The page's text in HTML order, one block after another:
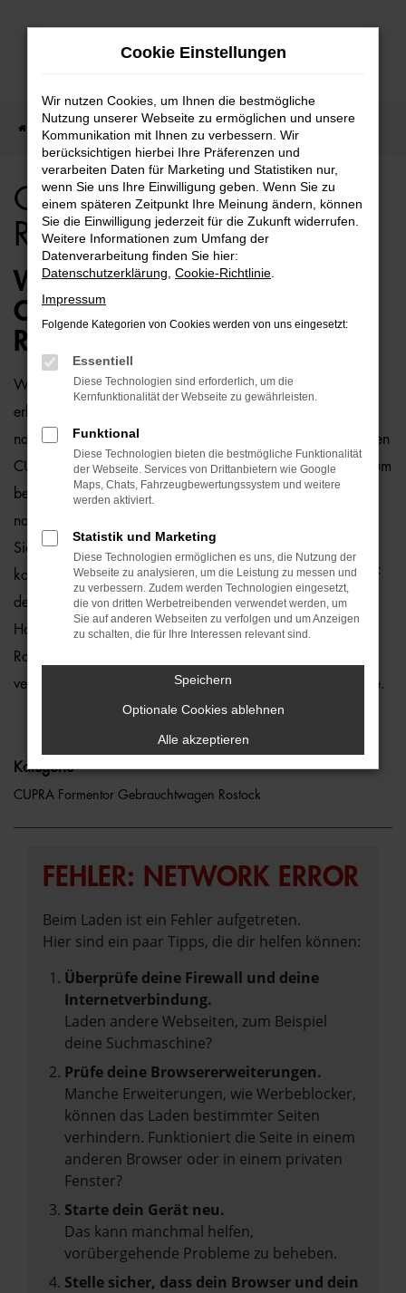
Zum
Startseite Rostock CUPRA CUPRA Formentor für Rostock Top Angebote
CUPRA Formentor für
Rostock Top Angebote
WIE WÄRE ES MIT EINEM
CUPRA FORMENTOR FÜR
ROSTOCK?
Wer zu uns und damit zur Auto-Familie Ostermaier kommt,
erhält viele Vorschläge rund um die Mobilität. Das gilt
natürlich auch für Rostock und Umgebung, wo wir gerne den
CUPRA Formentor empfehlen. Die Rede ist von einem rundum
bewährten und zuverlässigen Fahrzeug, das perfekt zu
nahezu jedem Anspruch in Rostock passt. Gerne lassen wir
Sie bei uns vor Ort einsteigen oder übernehmen die
komplette Beratung auf digitalem Weg. Der Vorteil liegt auf
der Hand, denn so erhalten Sie Ihren CUPRA Formentor frei
Haus und erfreuen sich an der direkten Lieferung nach
Rostock ohne für den Autokauf Ihre eigenen vier Wände zu
verlassen. Klingt gut? Dann kontaktieren Sie uns noch heute.
Kategorie
CUPRA Formentor Gebrauchtwagen Rostock
FEHLER: NETWORK ERROR
Beim Laden ist ein Fehler aufgetreten.
Hier sind ein paar Tipps, die dir helfen können:
Überprüfe deine Firewall und deine
Internetverbindung.
Laden andere Webseiten, zum Beispiel
deine Suchmaschine?
Prüfe deine Browsererweiterungen.
Manche Erweiterungen, wie Werbeblocker,
können das Laden bestimmter Seiten
verhindern. Funktioniert die Seite in einem
anderen Browser oder in einem privaten
Fenster?
Starte dein Gerät neu.
Das kann manchmal helfen,
vorübergehende Probleme zu beheben.
Stelle sicher, dass dein Browser und dein
Cookie Einstellungen
Wir nutzen Cookies, um Ihnen die bestmögliche
Nutzung unserer Webseite zu ermöglichen und unsere
Kommunikation mit Ihnen zu verbessern. Wir
berücksichtigen hierbei Ihre Präferenzen und
verarbeiten Daten für Marketing und Statistiken nur,
wenn Sie uns Ihre Einwilligung geben. Wenn Sie zu
einem späteren Zeitpunkt Ihre Meinung ändern, können
Sie die Einwilligung jederzeit für die Zukunft widerrufen.
Weitere Informationen zum Umfang der
Datenverarbeitung finden Sie hier:
Datenschutzerklärung Cookie-Richtlinie
Impressum
Folgende Kategorien von Cookies werden von uns eingesetzt:
Essentiell
Diese Technologien sind erforderlich, um die
Kernfunktionalität der Webseite zu gewährleisten.
Funktional
Diese Technologien bieten die bestmögliche Funktionalität
der Webseite. Services von Drittanbietern wie Google
Maps, Chats, Fahrzeugbewertungssystem und weitere
werden aktiviert.
Statistik und Marketing
Diese Technologien ermöglichen es uns, die Nutzung der
Webseite zu analysieren, um die Leistung zu messen und
zu verbessern. Zudem werden Technologien eingesetzt,
die von dritten Werbetreibenden verwendet werden, um
Sie auf anderen Webseiten zu verfolgen und um Anzeigen
zu schalten, die für Ihre Interessen relevant sind.
Speichern
Optionale Cookies ablehnen
Alle akzeptieren